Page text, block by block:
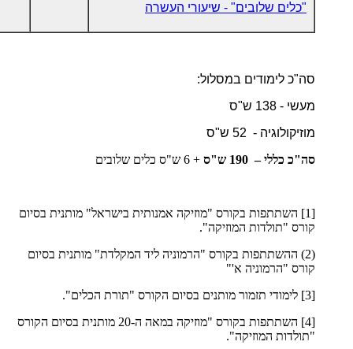
"כלים שלובים" - שיעורי העשרה
סה"כ לימודים במסלול:
מעשי - 138 ש"ס
מוזיקולוגיה - 52 ש"ס
סה"כ כללי – 190 ש"ס
+ 6 ש"ס כלים שלובים
[1] השתתפות בקורס "מוזיקה אמנותית בישראל" מותנית בסיום
קורס "תולדות המוזיקה".
(2) ההשתתפות בקורס "הרמוניה ליד המקלדת" מותנית בסיום
קורס "הרמוניה א'"
[3] לימודי תזמור מותנים בסיום הקורס "תורת הכלים".
[4] השתתפות בקורס "מוזיקה במאה ה-20 מותנית בסיום הקורס
"תולדות המוזיקה".